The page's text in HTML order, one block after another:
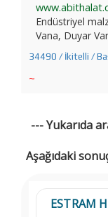
Endüstriyel
Vana, Duyar
34490 / İkitelli /
~
--- Yukarıda
Aşağıdaki
ESTRAM